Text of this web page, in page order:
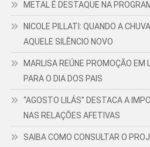
METAL É DESTAQUE NA
NICOLE PILLATI: QUANDO A
AQUELE SILÊNCIO NOVO
MARLISA REÚNE PROMOÇÃO
PARA O DIA DOS PAIS
“AGOSTO LILÁS” DESTACA A
NAS RELAÇÕES AFETIVAS
SAIBA COMO CONSULTAR O